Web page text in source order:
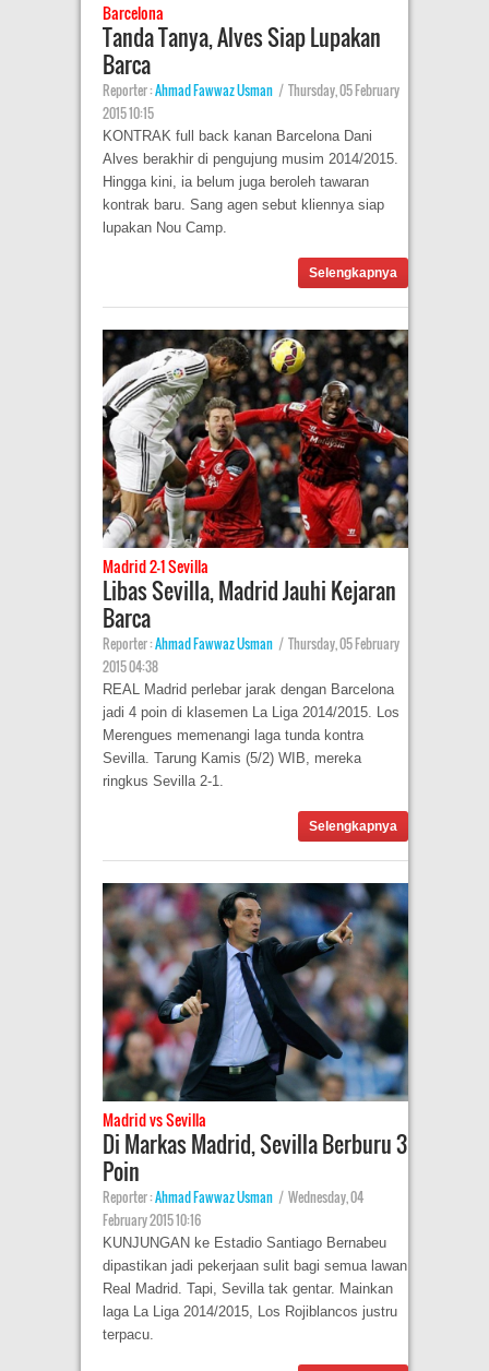
Barcelona
Tanda Tanya, Alves Siap Lupakan
Barca
Reporter :Ahmad Fawwaz Usman | Thursday, 05 February
2015 10:15
KONTRAK full back kanan Barcelona Dani
Alves berakhir di pengujung musim 2014/2015.
Hingga kini, ia belum juga beroleh tawaran
kontrak baru. Sang agen sebut kliennya siap
lupakan Nou Camp.
Selengkapnya
Madrid 2-1 Sevilla
Libas Sevilla, Madrid Jauhi Kejaran
Barca
Reporter :Ahmad Fawwaz Usman | Thursday, 05 February
2015 04:38
REAL Madrid perlebar jarak dengan Barcelona
jadi 4 poin di klasemen La Liga 2014/2015. Los
Merengues memenangi laga tunda kontra
Sevilla. Tarung Kamis (5/2) WIB, mereka
ringkus Sevilla 2-1.
Selengkapnya
Madrid vs Sevilla
Di Markas Madrid, Sevilla Berburu 3
Poin
Reporter :Ahmad Fawwaz Usman | Wednesday, 04
February 2015 10:16
KUNJUNGAN ke Estadio Santiago Bernabeu
dipastikan jadi pekerjaan sulit bagi semua lawan
Real Madrid. Tapi, Sevilla tak gentar. Mainkan
laga La Liga 2014/2015, Los Rojiblancos justru
terpacu.